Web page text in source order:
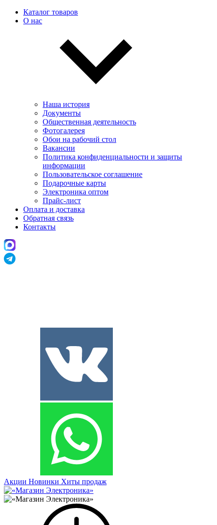
Каталог товаров
О нас
Наша история
Документы
Общественная деятельность
Фотогалерея
Обои на рабочий стол
Вакансии
Политика конфиденциальности и защиты
информации
Пользовательскоe соглашение
Подарочные карты
Электроника оптом
Прайс-лист
Оплата и доставка
Обратная связь
Контакты
Акции Новинки Хиты продаж